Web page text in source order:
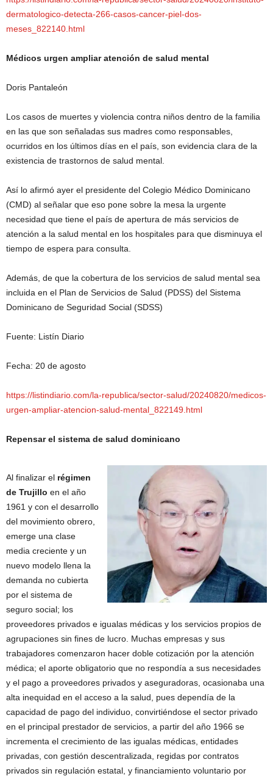
dermatologico-detecta-266-casos-cancer-piel-dos-
meses_822140.html
Médicos urgen ampliar atención de salud mental
Doris Pantaleón
Los casos de muertes y violencia contra niños dentro de la familia
en las que son señaladas sus madres como responsables,
ocurridos en los últimos días en el país, son evidencia clara de la
existencia de trastornos de salud mental.
Así lo afirmó ayer el presidente del Colegio Médico Dominicano
(CMD) al señalar que eso pone sobre la mesa la urgente
necesidad que tiene el país de apertura de más servicios de
atención a la salud mental en los hospitales para que disminuya el
tiempo de espera para consulta.
Además, de que la cobertura de los servicios de salud mental sea
incluida en el Plan de Servicios de Salud (PDSS) del Sistema
Dominicano de Seguridad Social (SDSS)
Fuente: Listín Diario
Fecha: 20 de agosto
https://listindiario.com/la-republica/sector-salud/20240820/medicos-
urgen-ampliar-atencion-salud-mental_822149.html
Repensar el sistema de salud dominicano
Al finalizar el régimen
de Trujillo en el año
1961 y con el desarrollo
del movimiento obrero,
emerge una clase
media creciente y un
nuevo modelo llena la
demanda no cubierta
por el sistema de
seguro social; los
proveedores privados e igualas médicas y los servicios propios de
agrupaciones sin fines de lucro. Muchas empresas y sus
trabajadores comenzaron hacer doble cotización por la atención
médica; el aporte obligatorio que no respondía a sus necesidades
y el pago a proveedores privados y aseguradoras, ocasionaba una
alta inequidad en el acceso a la salud, pues dependía de la
capacidad de pago del individuo, convirtiéndose el sector privado
en el principal prestador de servicios, a partir del año 1966 se
incrementa el crecimiento de las igualas médicas, entidades
privadas, con gestión descentralizada, regidas por contratos
privados sin regulación estatal, y financiamiento voluntario por